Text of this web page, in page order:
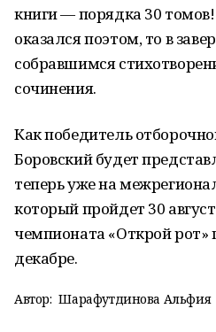
книги — порядка 30
оказался поэтом, то в
собравшимся
сочинения.
Как победитель
Боровский будет
теперь уже на
который пройдет 30
чемпионата «Открой рот»
декабре.
Автор: Шарафутдинова Альфия